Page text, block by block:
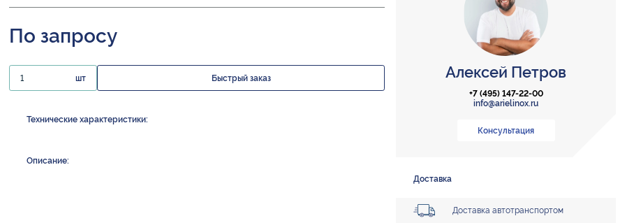
По запросу
шт Быстрый заказ
Технические характеристики:
Описание:
Алексей Петров
+7 (495) 147-22-00
info@arielinox.ru
Консультация
Доставка
Доставка автотранспортом